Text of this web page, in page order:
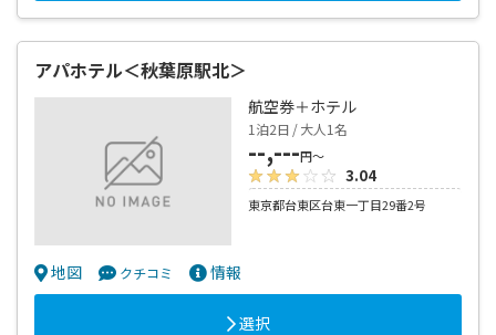
アパホテル＜秋葉原駅北＞
航空券＋ホテル
1泊2日 / 大人1名
--,---円～
3.04
東京都台東区台東一丁目29番2号
地図 クチコミ 情報
選択